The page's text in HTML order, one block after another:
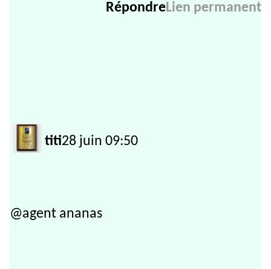
RépondreLien permanent
titi28 juin 09:50
@agent ananas